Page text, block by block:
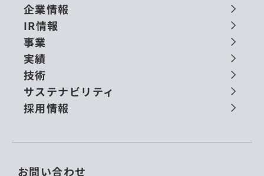
企業情報
IR情報
事業
実績
技術
サステナビリティ
採用情報
お問い合わせ